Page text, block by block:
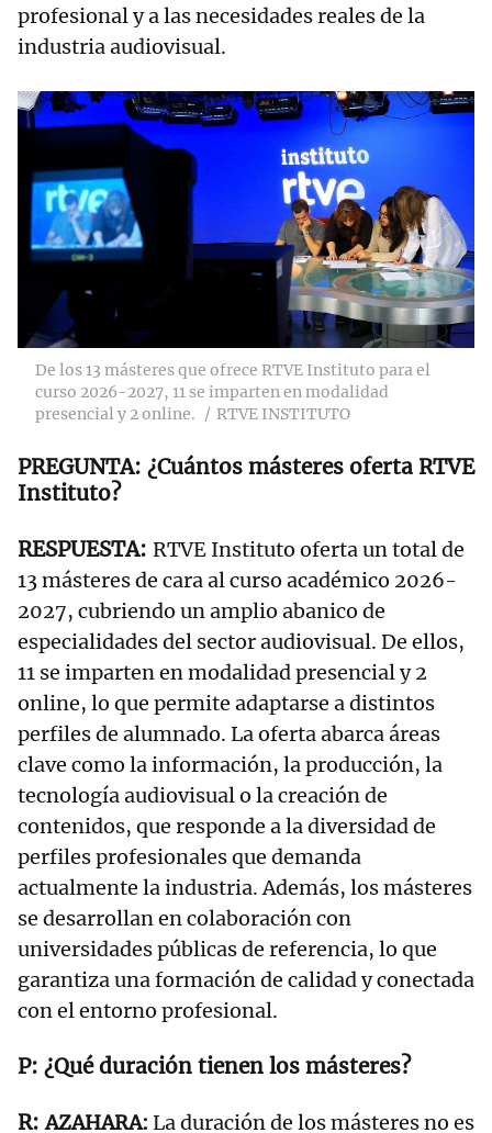
profesional y a las necesidades reales de la
industria audiovisual.
De los 13 másteres que ofrece RTVE Instituto para el
curso 2026-2027, 11 se imparten en modalidad
presencial y 2 online.
RTVE INSTITUTO
¿Cuántos másteres oferta RTVE
Instituto?
RTVE Instituto oferta un total de
13 másteres de cara al curso académico 2026-
2027, cubriendo un amplio abanico de
especialidades del sector audiovisual. De ellos,
11 se imparten en modalidad presencial y 2
online, lo que permite adaptarse a distintos
perfiles de alumnado. La oferta abarca áreas
clave como la información, la producción, la
tecnología audiovisual o la creación de
contenidos, que responde a la diversidad de
perfiles profesionales que demanda
actualmente la industria. Además, los másteres
se desarrollan en colaboración con
universidades públicas de referencia, lo que
garantiza una formación de calidad y conectada
con el entorno profesional.
¿Qué duración tienen los másteres?
AZAHARA: La duración de los másteres no es